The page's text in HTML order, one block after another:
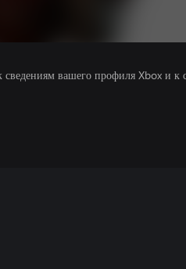
вашего профиля Xbox и к